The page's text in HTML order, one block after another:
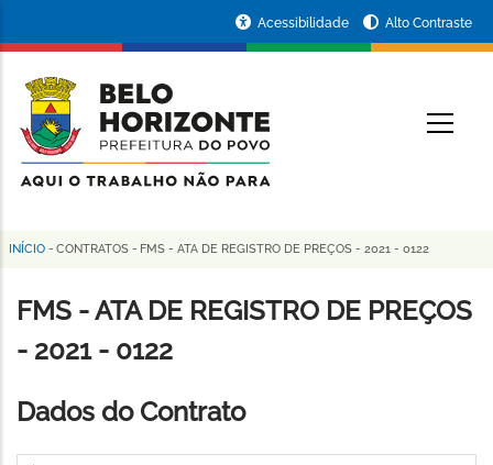
conteúdo
principal
da
Prefeitura
de
Horizonte
Acessibilidade Alto Contraste
Trilha
de
navegação
INÍCIO - CONTRATOS - FMS - ATA DE REGISTRO DE PREÇOS - 2021 - 0122
FMS - ATA DE REGISTRO DE PREÇOS
- 2021 - 0122
Dados do Contrato